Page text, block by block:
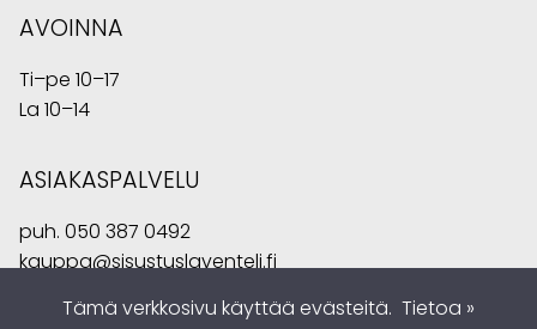
AVOINNA
Ti–pe 10–17
La 10–14
ASIAKASPALVELU
puh. 050 387 0492
kauppa@sisustuslaventeli.fi
Tämä verkkosivu käyttää evästeitä. Tietoa »